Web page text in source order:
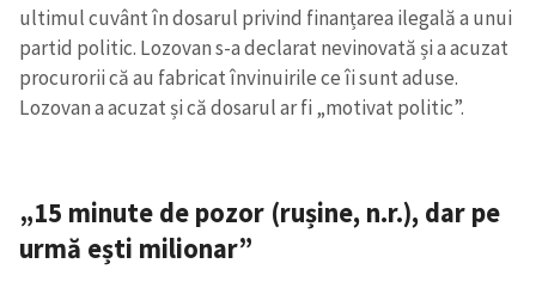
Trimite o informație
Despre ZdG
на русском
ultimul cuvânt în dosarul privind finanțarea ilegală a unui
partid politic. Lozovan s-a declarat nevinovată și a acuzat
procurorii că au fabricat învinuirile ce îi sunt aduse.
Lozovan a acuzat și că dosarul ar fi „motivat politic”.
„15 minute de pozor (rușine, n.r.), dar pe
urmă ești milionar”